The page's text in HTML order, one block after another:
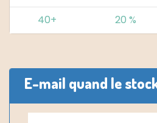
40+ 20 %
E-mail quand le